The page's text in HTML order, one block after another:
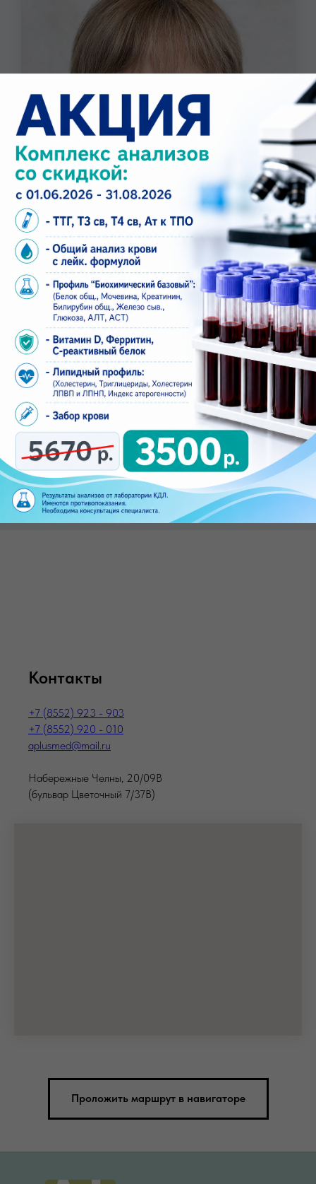
Врач Кардиолог
Нигматуллина Лилия Ильгизаровна
Стаж: 18 лет
Направления работы:
ЗАПИСАТЬСЯ
Контакты
+7 (8552) 923 - 903
+7 (8552) 920 - 010
aplusmed@mail.ru
Набережные Челны, 20/09В
(бульвар Цветочный 7/37В)
Проложить маршрут в навигаторе